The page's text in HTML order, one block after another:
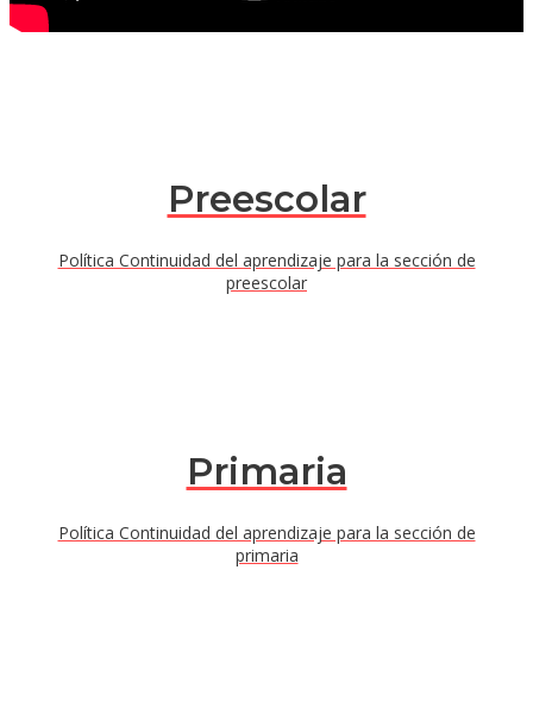
Preescolar
Política Continuidad del aprendizaje para la sección de
preescolar
Primaria
Política Continuidad del aprendizaje para la sección de
primaria